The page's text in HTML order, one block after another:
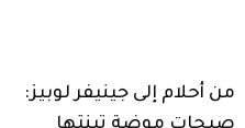
من أحلام إلى جينيفر لوبيز: